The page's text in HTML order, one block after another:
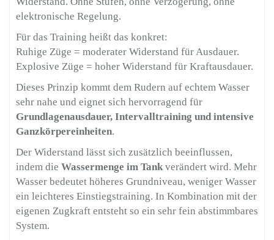
elektronische Regelung.
Für das Training heißt das konkret:
Ruhige Züge = moderater Widerstand für Ausdauer.
Explosive Züge = hoher Widerstand für Kraftausdauer.
Dieses Prinzip kommt dem Rudern auf echtem Wasser
sehr nahe und eignet sich hervorragend für
Grundlagenausdauer, Intervalltraining und intensive
Ganzkörpereinheiten.
Der Widerstand lässt sich zusätzlich beeinflussen,
indem die Wassermenge im Tankverändert wird. Mehr
Wasser bedeutet höheres Grundniveau, weniger Wasser
ein leichteres Einstiegstraining. In Kombination mit der
eigenen Zugkraft entsteht so ein sehr fein abstimmbares
System.